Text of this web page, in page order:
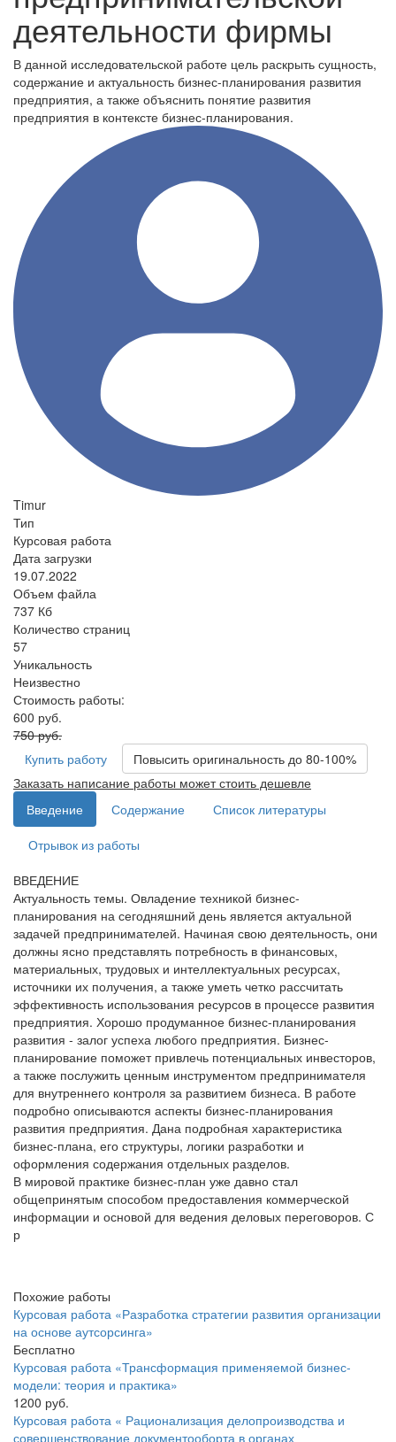
деятельности фирмы
В данной исследовательской работе цель раскрыть сущность,
содержание и актуальность бизнес-планирования развития
предприятия, а также объяснить понятие развития
предприятия в контексте бизнес-планирования.
Timur
Тип
Курсовая работа
Дата загрузки
19.07.2022
Объем файла
737 Кб
Количество страниц
57
Уникальность
Неизвестно
Стоимость работы:
600 руб.
750 руб.
Купить работу
Повысить оригинальность до 80-100%
Заказать написание работы может стоить дешевле
Введение
Содержание
Список литературы
Отрывок из работы
ВВЕДЕНИЕ
Актуальность темы. Овладение техникой бизнес-
планирования на сегодняшний день является актуальной
задачей предпринимателей. Начиная свою деятельность, они
должны ясно представлять потребность в финансовых,
материальных, трудовых и интеллектуальных ресурсах,
источники их получения, а также уметь четко рассчитать
эффективность использования ресурсов в процессе развития
предприятия. Хорошо продуманное бизнес-планирования
развития - залог успеха любого предприятия. Бизнес-
планирование поможет привлечь потенциальных инвесторов,
а также послужить ценным инструментом предпринимателя
для внутреннего контроля за развитием бизнеса. В работе
подробно описываются аспекты бизнес-планирования
развития предприятия. Дана подробная характеристика
бизнес-плана, его структуры, логики разработки и
оформления содержания отдельных разделов.
В мировой практике бизнес-план уже давно стал
общепринятым способом предоставления коммерческой
информации и основой для ведения деловых переговоров. С
р
Похожие работы
Курсовая работа «Разработка стратегии развития организации
на основе аутсорсинга»
Бесплатно
Курсовая работа «Трансформация применяемой бизнес-
модели: теория и практика»
1200 руб.
Курсовая работа « Рационализация делопроизводства и
совершенствование документооборта в органах